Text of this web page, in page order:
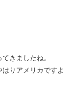
きましたね。
りアメリカですよ